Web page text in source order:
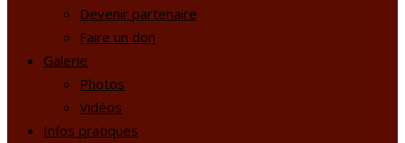
Devenir partenaire
Faire un don
Galerie
Photos
Vidéos
Infos pratiques